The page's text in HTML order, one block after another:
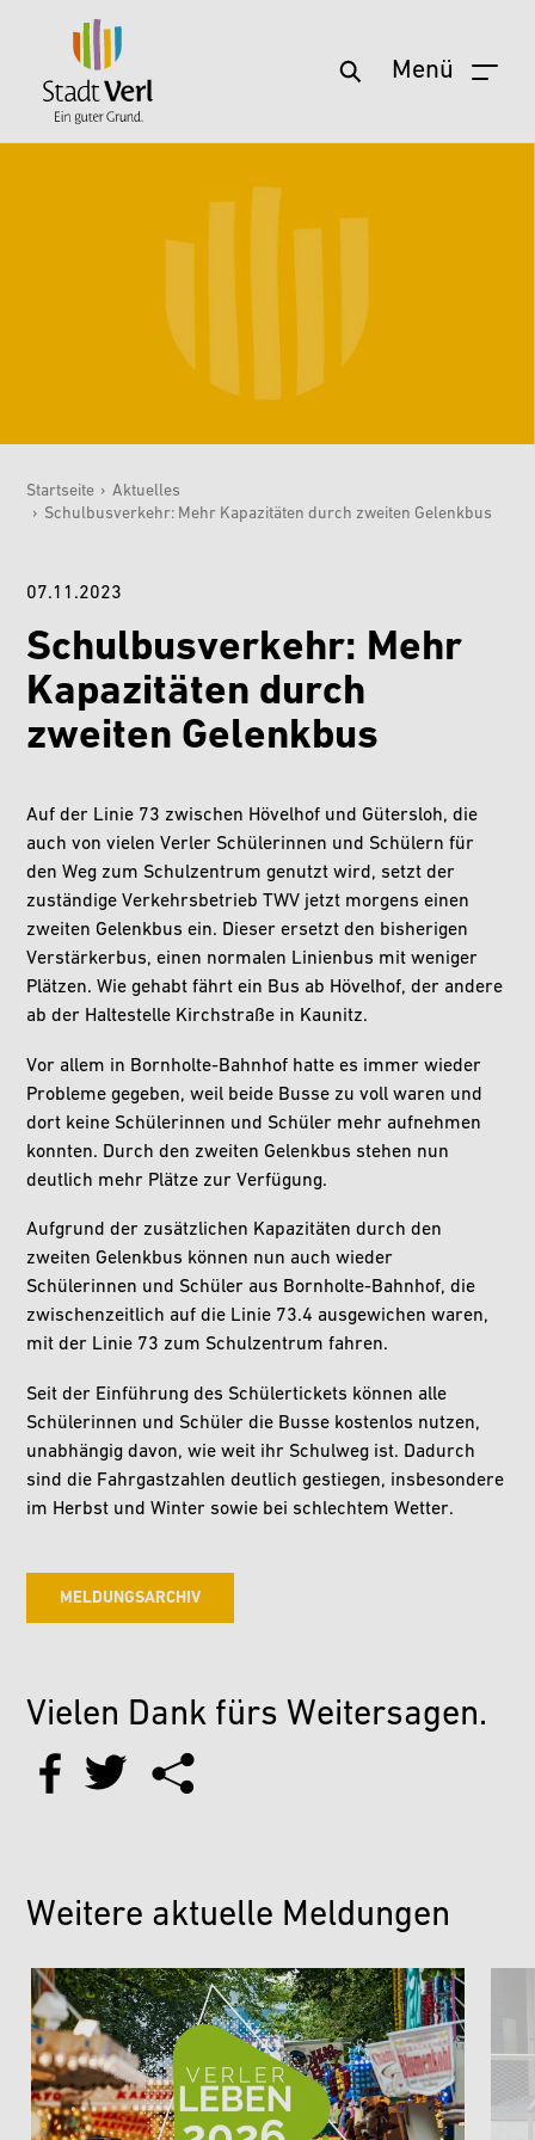
Zum Hauptinhalt springen Menü
Sie sind hier:
Startseite › Aktuelles
› Schulbusverkehr: Mehr Kapazitäten durch zweiten Gelenkbus
07.11.2023
Schulbusverkehr: Mehr
Kapazitäten durch
zweiten Gelenkbus
Auf der Linie 73 zwischen Hövelhof und Gütersloh, die
auch von vielen Verler Schülerinnen und Schülern für
den Weg zum Schulzentrum genutzt wird, setzt der
zuständige Verkehrsbetrieb TWV jetzt morgens einen
zweiten Gelenkbus ein. Dieser ersetzt den bisherigen
Verstärkerbus, einen normalen Linienbus mit weniger
Plätzen. Wie gehabt fährt ein Bus ab Hövelhof, der andere
ab der Haltestelle Kirchstraße in Kaunitz.
Vor allem in Bornholte-Bahnhof hatte es immer wieder
Probleme gegeben, weil beide Busse zu voll waren und
dort keine Schülerinnen und Schüler mehr aufnehmen
konnten. Durch den zweiten Gelenkbus stehen nun
deutlich mehr Plätze zur Verfügung.
Aufgrund der zusätzlichen Kapazitäten durch den
zweiten Gelenkbus können nun auch wieder
Schülerinnen und Schüler aus Bornholte-Bahnhof, die
zwischenzeitlich auf die Linie 73.4 ausgewichen waren,
mit der Linie 73 zum Schulzentrum fahren.
Seit der Einführung des Schülertickets können alle
Schülerinnen und Schüler die Busse kostenlos nutzen,
unabhängig davon, wie weit ihr Schulweg ist. Dadurch
sind die Fahrgastzahlen deutlich gestiegen, insbesondere
im Herbst und Winter sowie bei schlechtem Wetter.
MELDUNGSARCHIV
Vielen Dank fürs Weitersagen.
Weitere aktuelle Meldungen